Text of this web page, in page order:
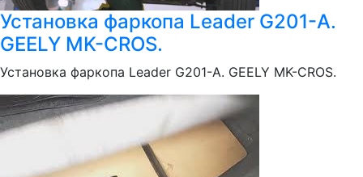
Установка фаркопа Leader G201-A.
GEELY MK-CROS.
Установка фаркопа Leader G201-A. GEELY MK-CROS.